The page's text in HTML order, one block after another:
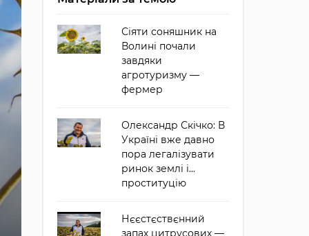
Сіяти соняшник на
Волині почали
завдяки
агротуризму —
фермер
Олександр Скічко: В
Україні вже давно
пора легалізувати
ринок землі і...
проституцію
Нєєстєствєнний
запах цитрусових —